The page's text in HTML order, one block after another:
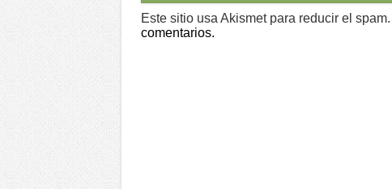
Este sitio usa Akismet para reducir el spam.
comentarios.